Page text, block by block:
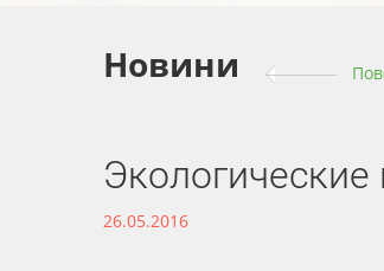
Новини
26.05.2016